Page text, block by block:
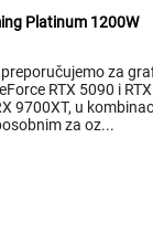
Platinum 1200W
za
RTX 5090 i
9700XT, u
za oz...